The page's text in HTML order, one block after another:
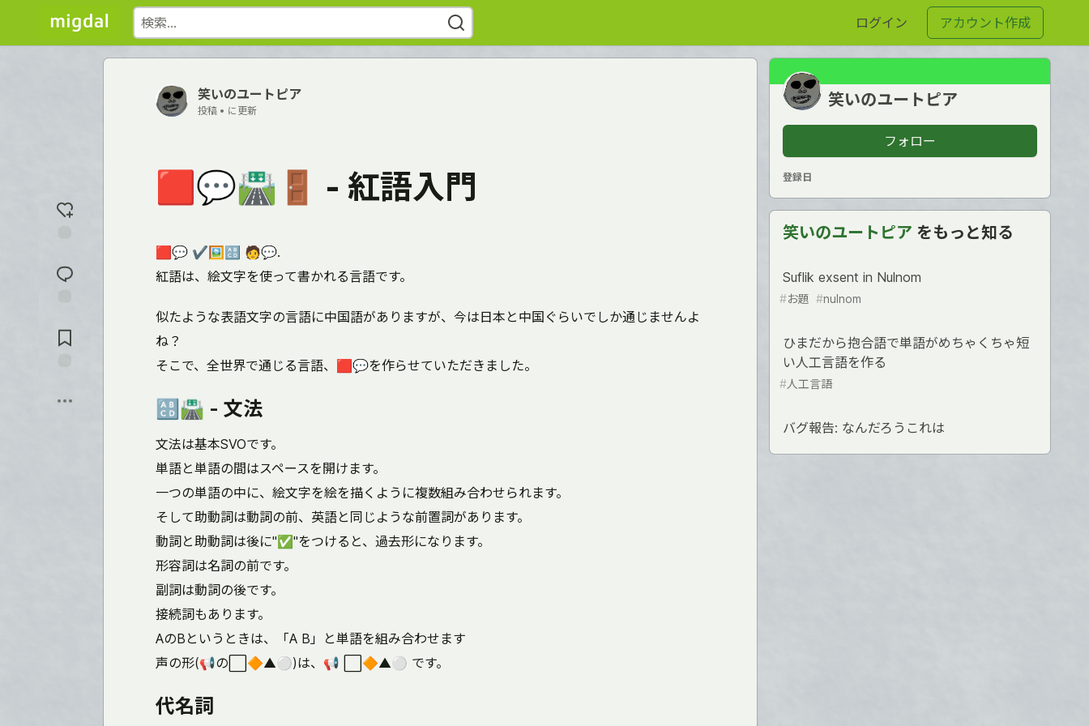
ログイン アカウント作成
応
を
メ
ン
ぶ
笑いのユートピア
投稿 • に更新
🟥💬🛣️🚪 - 紅語入門
🟥💬 ✔️🖼️🔠 🧑💬.
紅語は、絵文字を使って書かれる言語です。
似たような表語文字の言語に中国語がありますが、今は日本と中国ぐらいでしか通じませんよ
ね？
そこで、全世界で通じる言語、🟥💬を作らせていただきました。
🔠🛣️ - 文法
文法は基本SVOです。
単語と単語の間はスペースを開けます。
一つの単語の中に、絵文字を絵を描くように複数組み合わせられます。
そして助動詞は動詞の前、英語と同じような前置詞があります。
動詞と助動詞は後に"✅"をつけると、過去形になります。
形容詞は名詞の前です。
副詞は動詞の後です。
接続詞もあります。
AのBというときは、「A B」と単語を組み合わせます
声の形(📢の⬜🔶▲⚪)は、📢 ⬜🔶▲⚪ です。
代名詞
笑いのユートピア
フォロー
登録日
笑いのユートピア をもっと知る
Suflik exsent in Nulnom
#お題 #nulnom
ひまだから抱合語で単語がめちゃくちゃ短
い人工言語を作る
#人工言語
バグ報告: なんだろうこれは